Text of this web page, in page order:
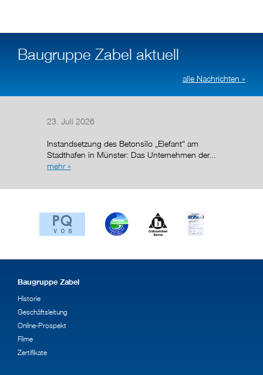
Baugruppe Zabel aktuell
alle Nachrichten »
23. Juli 2026
Instandsetzung des Betonsilo „Elefant“ am
Stadthafen in Münster: Das Unternehmen der...
mehr »
Baugruppe Zabel
Historie
Geschäftsleitung
Online-Prospekt
Filme
Zertifikate